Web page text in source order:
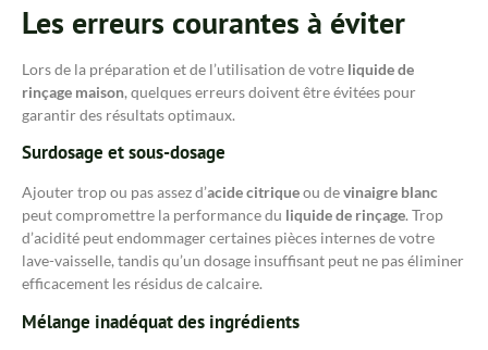
Les erreurs courantes à éviter
Lors de la préparation et de l’utilisation de votre liquide de
rinçage maison, quelques erreurs doivent être évitées pour
garantir des résultats optimaux.
Surdosage et sous-dosage
Ajouter trop ou pas assez d’acide citriqueou devinaigre blanc
peut compromettre la performance du liquide de rinçage. Trop
d’acidité peut endommager certaines pièces internes de votre
lave-vaisselle, tandis qu’un dosage insuffisant peut ne pas éliminer
efficacement les résidus de calcaire.
Mélange inadéquat des ingrédients